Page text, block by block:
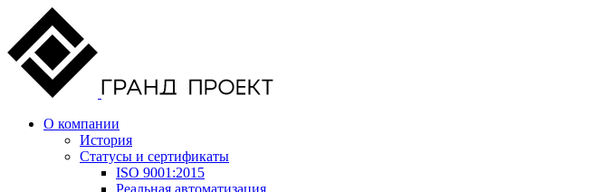
О компании
История
Статусы и сертификаты
ISO 9001:2015
Реальная автоматизация